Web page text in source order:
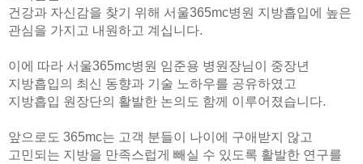
건강과 자신감을 찾기 위해 서울365mc병원 지방흡입에 높은
관심을 가지고 내원하고 계십니다.
이에 따라 서울365mc병원 임준용 병원장님이 중장년
지방흡입의 최신 동향과 기술 노하우를 공유하였고
지방흡입 원장단의 활발한 논의도 함께 이루어졌습니다.
앞으로도 365mc는 고객 분들이 나이에 구애받지 않고
고민되는 지방을 만족스럽게 빼실 수 있도록 활발한 연구를